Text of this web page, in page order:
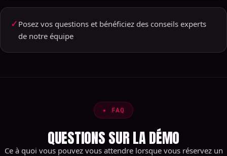
✓ Posez vos questions et bénéficiez des conseils experts
de notre équipe
✦ FAQ
QUESTIONS SUR LA DÉMO
Ce à quoi vous pouvez vous attendre lorsque vous réservez un